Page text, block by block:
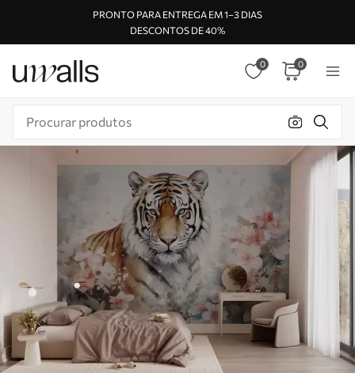
PRONTO PARA ENTREGA EM 1–3 DIAS
DESCONTOS DE 40%
0 0